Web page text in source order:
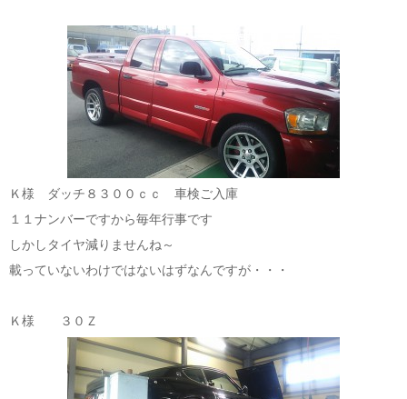
Ｋ様 ダッチ８３００ｃｃ 車検ご入庫
１１ナンバーですから毎年行事です
しかしタイヤ減りませんね～
載っていないわけではないはずなんですが・・・
Ｋ様 ３０Ｚ